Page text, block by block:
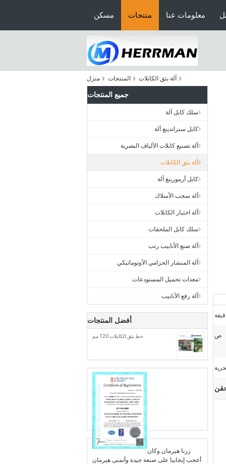
مسكن منتجات معلومات عنا
منزل المنتجات آلة بثق الكابلات
جميع المنتجات
سلك كابل آلة
كابل ستراندينغ آلة
آلة تصنيع كابلات الألياف البصرية
آلة بثق الكابلات
كابل أرمورينغ آلة
آلة سحب الأسلاك
آلة اختبار الكابلات
سلك كابل الملحقات
آلة صنع الأنابيب رتب
آلة المنشار الحزامي الأوتوماتيكي
معدات تحميل المستودعات
آلة رفع الأنابيب
أفضل المنتجات
خط بثق الكابلات 120 مم
زرنا هيرمان وكان
أعجب إيجابيا على صنعة جيدة وأتمنى هيرمان
ص